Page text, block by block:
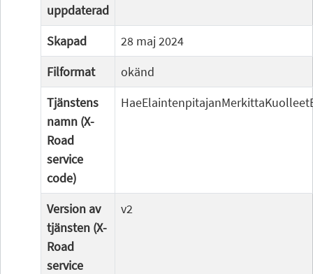
uppdaterad
Skapad
28 maj 2024
Filformat
okänd
Tjänstens
namn (X-
Road
service
code)
Version av
tjänsten (X-
Road
service
v2